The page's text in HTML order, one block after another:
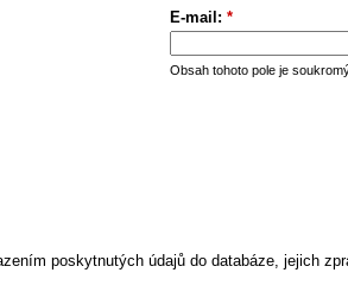
E-mail: *
Obsah tohoto pole je
poskytnutých údajů do databáze, jejich